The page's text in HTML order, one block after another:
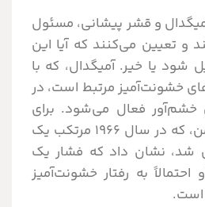
و قشر پیشانی، مسئول
تعیین می‌کنند که آیا این
یا خیر. آمیگدال، که با
خشونت‌آمیز مرتبط است، در
خشم‌آور فعال می‌شود. برای
مثال، مورد چارلز ویتمن، که در سال ۱۹۶۶ مرتکب یک
شد، نشان داد که فشار یک
احتمالاً به رفتار خشونت‌آمیز
است.